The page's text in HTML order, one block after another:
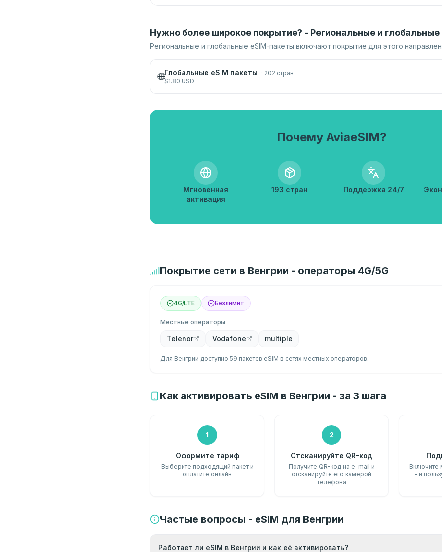
Нужно более широкое покрытие? - Региональные и
Региональные и глобальные eSIM-пакеты включают покрытие для этого
🌐Глобальные eSIM пакеты · 202 стран
$1.80 USD
Почему AviaeSIM?
Мгновенная
активация
193 стран Поддержка 24/7
Покрытие сети в Венгрии - операторы 4G/5G
4G/LTE Безлимит
Местные операторы
Telenor Vodafone multiple
Для Венгрии доступно 59 пакетов eSIM в сетях местных операторов.
Как активировать eSIM в Венгрии - за 3 шага
1
Оформите тариф
Выберите подходящий пакет и
оплатите онлайн
2
Отсканируйте QR-код
Получите QR-код на e-mail и
отсканируйте его камерой
телефона
Включите
- и
Частые вопросы - eSIM для Венгрии
Работает ли eSIM в Венгрии и как её активировать?